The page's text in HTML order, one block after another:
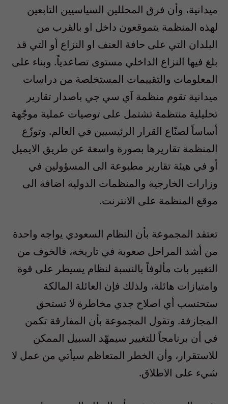
ميدانية، وأن فرق المحللين السياسيين التابعين
لهذه المنظمة يتموقعون داخل او بالقرب من
البلدان التي على حافة العنف او النزاع أو التي قد
بلغ فيها النزاع الداخلي مستوى تصاعدياً. وبناء على
المعلومات والتقييمات المستخلصة من دراسات
ميدانية تقوم منظمة آي سي جي باصدار تقارير
تحليلية منتظمة تشتمل على توصيات عملية موجّهة
أساساً لصنّاع القرار الرئيسيين في العالم. وتوزّع
المنظمة تقاريرها بصورة واسعة عن طريق الايميل
أو في هيئة تقارير مطبوعة الى المسؤولين في
وزارات الخارجية والمنظمات الدولية اضافة الى
موقع المنظمة على الانترنت.
تعتقد المجموعة بأن النظام السعودي يواجه واحدة
من أشد المراحل صعوبة في تاريخه، فالخوف من
التغيير بات مألوفاً بالنسبة لنظام يسيطر على قوة
وامتيازات هائلة، ولذلك فإن العائلة المالكة
ستحتسب أي اصلاح جدي مخاطرة لا تستحق
المجازفة. وتقول المجموعة بأن المفارقة تكمن
في أن برنامجاً للتغيير سيمهّد السبيل الممكن
للاستقرار، وأن الخطر المتعاظم سيأتي من عمل لا
شيء على الاطلاق.